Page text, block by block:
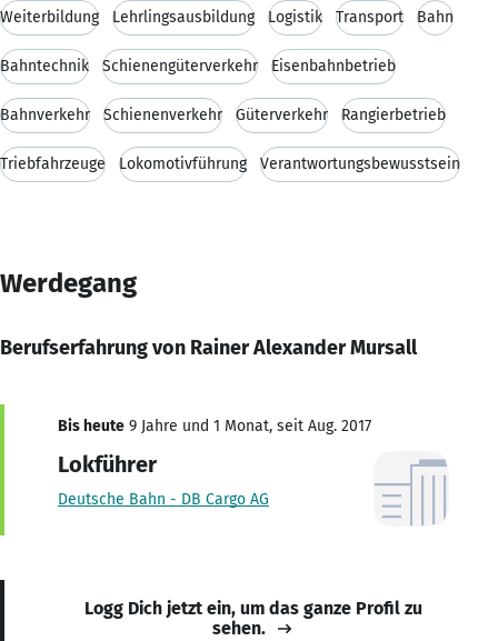
Weiterbildung Lehrlingsausbildung Logistik Transport Bahn
Bahntechnik Schienengüterverkehr Eisenbahnbetrieb
Bahnverkehr Schienenverkehr Güterverkehr Rangierbetrieb
Triebfahrzeuge Lokomotivführung Verantwortungsbewusstsein
Werdegang
Berufserfahrung von Rainer Alexander Mursall
Bis heute 9 Jahre und 1 Monat, seit Aug. 2017
Lokführer
Deutsche Bahn - DB Cargo AG
Logg Dich jetzt ein, um das ganze Profil zu
sehen.